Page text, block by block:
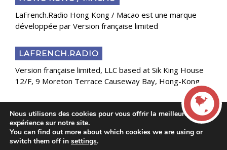
LaFrench.Radio Hong Kong / Macao est une marque
développée par Version française limited
LAFRENCH.RADIO
Version française limited, LLC based at Sik King House
12/F, 9 Moreton Terrace Causeway Bay, Hong-Kong
Copyright 2025 Presse Généraliste des Français de
l’Étranger
LIVE
Nous utilisons des cookies pour vous offrir la meilleure
expérience sur notre site.
You can find out more about which cookies we are using or
switch them off in settings.